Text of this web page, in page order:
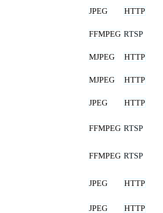
JPEG HTTP
FFMPEG RTSP
MJPEG HTTP
MJPEG HTTP
JPEG HTTP
FFMPEG RTSP
FFMPEG RTSP
JPEG HTTP
JPEG HTTP